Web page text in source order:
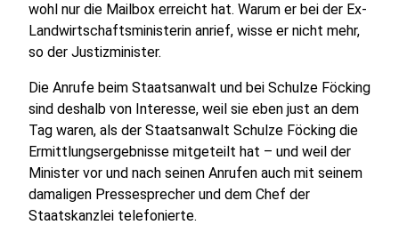
wohl nur die Mailbox erreicht hat. Warum er bei der Ex-
Landwirtschaftsministerin anrief, wisse er nicht mehr,
so der Justizminister.
Die Anrufe beim Staatsanwalt und bei Schulze Föcking
sind deshalb von Interesse, weil sie eben just an dem
Tag waren, als der Staatsanwalt Schulze Föcking die
Ermittlungsergebnisse mitgeteilt hat – und weil der
Minister vor und nach seinen Anrufen auch mit seinem
damaligen Pressesprecher und dem Chef der
Staatskanzlei telefonierte.